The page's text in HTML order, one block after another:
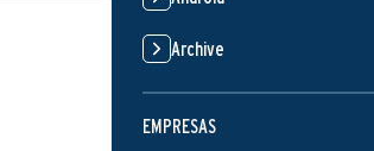
Archive
EMPRESAS